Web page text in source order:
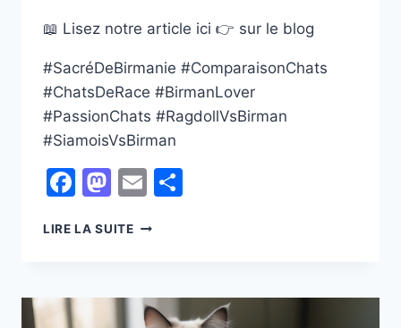
📖 Lisez notre article ici 👉 sur le blog
#SacréDeBirmanie #ComparaisonChats
#ChatsDeRace #BirmanLover
#PassionChats #RagdollVsBirman
#SiamoisVsBirman
Facebook
Mastodon
Email
LIRE LA SUITECOMPARAISON
DE
BIRMANIE